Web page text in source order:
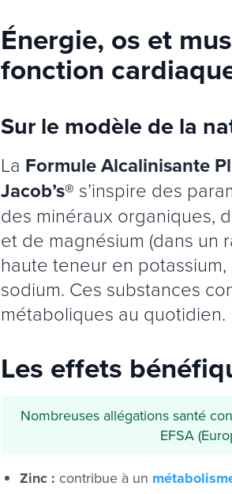
Énergie, os et
fonction
Sur le modèle de la
La Formule Alcalinisante
Jacob’s® s’inspire des
des minéraux organiques,
et de magnésium (dans un
haute teneur en
sodium. Ces substances
métaboliques au quotidien.
Les effets
Nombreuses allégations santé
EFSA
Zinc : contribue à un